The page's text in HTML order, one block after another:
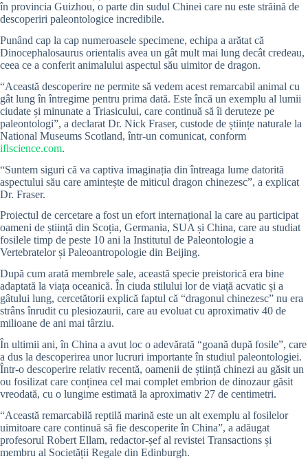
în provincia Guizhou, o parte din sudul Chinei care nu este străină de
descoperiri paleontologice incredibile.
Punând cap la cap numeroasele specimene, echipa a arătat că
Dinocephalosaurus orientalis avea un gât mult mai lung decât credeau,
ceea ce a conferit animalului aspectul său uimitor de dragon.
“Această descoperire ne permite să vedem acest remarcabil animal cu
gât lung în întregime pentru prima dată. Este încă un exemplu al lumii
ciudate și minunate a Triasicului, care continuă să îi deruteze pe
paleontologi”, a declarat Dr. Nick Fraser, custode de științe naturale la
National Museums Scotland, într-un comunicat, conform
iflscience.com.
“Suntem siguri că va captiva imaginația din întreaga lume datorită
aspectului său care amintește de miticul dragon chinezesc”, a explicat
Dr. Fraser.
Proiectul de cercetare a fost un efort internațional la care au participat
oameni de știință din Scoția, Germania, SUA și China, care au studiat
fosilele timp de peste 10 ani la Institutul de Paleontologie a
Vertebratelor și Paleoantropologie din Beijing.
După cum arată membrele sale, această specie preistorică era bine
adaptată la viața oceanică. În ciuda stilului lor de viață acvatic și a
gâtului lung, cercetătorii explică faptul că “dragonul chinezesc” nu era
strâns înrudit cu plesiozaurii, care au evoluat cu aproximativ 40 de
milioane de ani mai târziu.
În ultimii ani, în China a avut loc o adevărată “goană după fosile”, care
a dus la descoperirea unor lucruri importante în studiul paleontologiei.
Într-o descoperire relativ recentă, oamenii de știință chinezi au găsit un
ou fosilizat care conținea cel mai complet embrion de dinozaur găsit
vreodată, cu o lungime estimată la aproximativ 27 de centimetri.
“Această remarcabilă reptilă marină este un alt exemplu al fosilelor
uimitoare care continuă să fie descoperite în China”, a adăugat
profesorul Robert Ellam, redactor-șef al revistei Transactions și
membru al Societății Regale din Edinburgh.